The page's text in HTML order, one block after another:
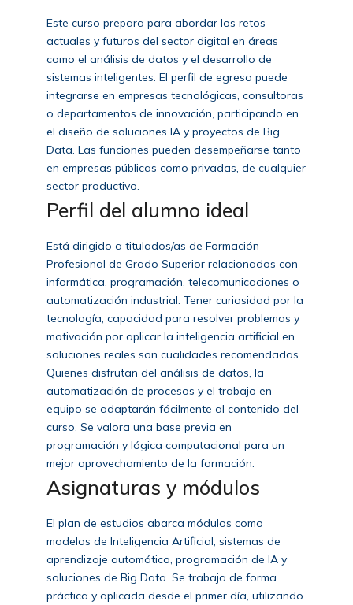
Este curso prepara para abordar los retos
actuales y futuros del sector digital en áreas
como el análisis de datos y el desarrollo de
sistemas inteligentes. El perfil de egreso puede
integrarse en empresas tecnológicas, consultoras
o departamentos de innovación, participando en
el diseño de soluciones IA y proyectos de Big
Data. Las funciones pueden desempeñarse tanto
en empresas públicas como privadas, de cualquier
sector productivo.
Perfil del alumno ideal
Está dirigido a titulados/as de Formación
Profesional de Grado Superior relacionados con
informática, programación, telecomunicaciones o
automatización industrial. Tener curiosidad por la
tecnología, capacidad para resolver problemas y
motivación por aplicar la inteligencia artificial en
soluciones reales son cualidades recomendadas.
Quienes disfrutan del análisis de datos, la
automatización de procesos y el trabajo en
equipo se adaptarán fácilmente al contenido del
curso. Se valora una base previa en
programación y lógica computacional para un
mejor aprovechamiento de la formación.
Asignaturas y módulos
El plan de estudios abarca módulos como
modelos de Inteligencia Artificial, sistemas de
aprendizaje automático, programación de IA y
soluciones de Big Data. Se trabaja de forma
práctica y aplicada desde el primer día, utilizando